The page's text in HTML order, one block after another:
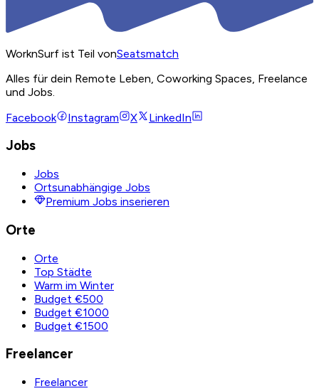
WorknSurf ist Teil vonSeatsmatch
Alles für dein Remote Leben, Coworking Spaces, Freelance
und Jobs.
Facebook
Instagram X LinkedIn
Jobs
Jobs
Ortsunabhängige Jobs
Premium Jobs inserieren
Orte
Orte
Top Städte
Warm im Winter
Budget €500
Budget €1000
Budget €1500
Freelancer
Freelancer